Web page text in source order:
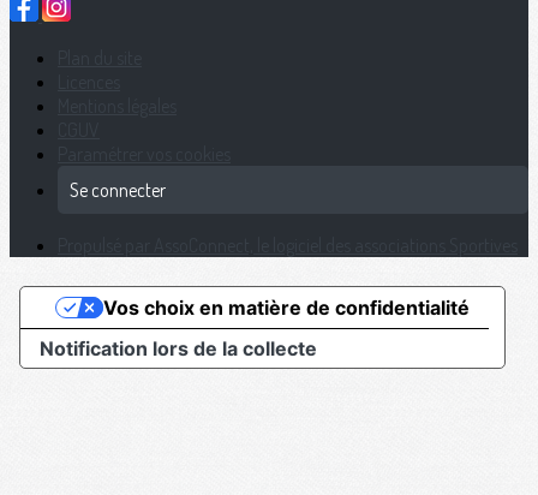
Se connecter
Notification lors de la collecte
Vos choix en matière de confidentialité